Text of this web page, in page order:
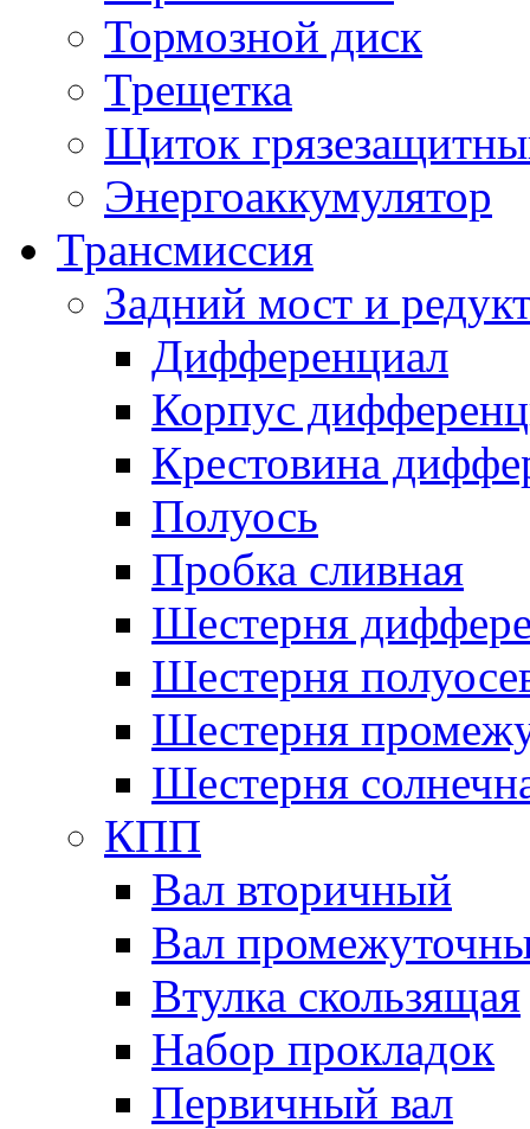
Тормозной диск
Трещетка
Щиток
Энергоаккумулятор
Трансмиссия
Задний мост и
Дифференциал
Корпус
Крестовина
Полуось
Пробка сливная
Шестерня
Шестерня
Шестерня
Шестерня
КПП
Вал вторичный
Вал
Втулка скользящая
Набор прокладок
Первичный вал